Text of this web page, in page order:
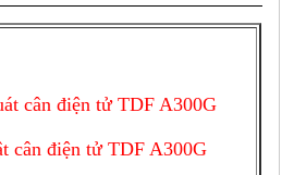
cân điện tử TDF A300G
cân điện tử TDF A300G